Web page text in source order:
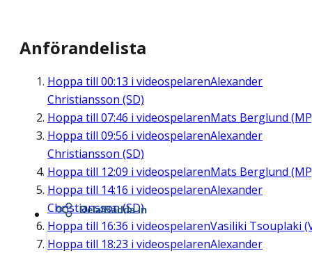
Anförandelista
Hoppa till 00:13 i videospelarenAlexander
Christiansson (SD)
Hoppa till 07:46 i videospelarenMats Berglund
Hoppa till 09:56 i videospelarenAlexander
Christiansson (SD)
Hoppa till 12:09 i videospelarenMats Berglund
Hoppa till 14:16 i videospelarenAlexander
Christiansson (SD)
Hoppa till 16:36 i videospelarenVasiliki Tsouplaki
Hoppa till 18:23 i videospelarenAlexander
Dela/Bädda in